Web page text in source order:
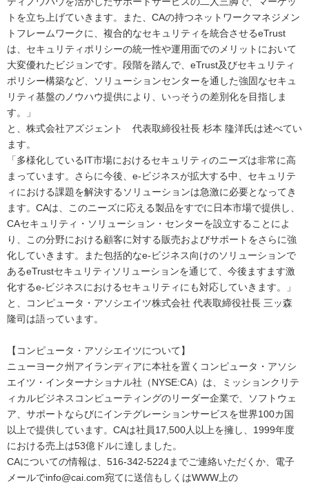
トを立ち上げていきます。また、CAの持つネットワークマネジメン
トフレームワークに、複合的なセキュリティを統合させるeTrust
は、セキュリティポリシーの統一性や運用面でのメリットにおいて
大変優れたビジョンです。段階を踏んで、eTrust及びセキュリティ
ポリシー構築など、ソリューションセンターを通した強固なセキュ
リティ基盤のノウハウ提供により、いっそうの差別化を目指しま
す。」
と、株式会社アズジェント 代表取締役社長 杉本 隆洋氏は述べてい
ます。
「多様化しているIT市場におけるセキュリティのニーズは非常に高
まっています。さらに今後、e-ビジネスが拡大する中、セキュリテ
ィにおける課題を解決するソリューションは急激に必要となってき
ます。CAは、このニーズに応える製品をすでに日本市場で提供し、
CAセキュリティ・ソリューション・センターを設立することによ
り、この分野における顧客に対する販売およびサポートをさらに強
化していきます。また包括的なe-ビジネス向けのソリューションで
あるeTrustセキュリティソリューションを通じて、今後ますます激
化するe-ビジネスにおけるセキュリティにも対応していきます。」
と、コンピュータ・アソシエイツ株式会社 代表取締役社長 三ッ森
隆司は語っています。
【コンピュータ・アソシエイツについて】
ニューヨーク州アイランディアに本社を置くコンピュータ・アソシ
エイツ・インターナショナル社（NYSE:CA）は、ミッションクリテ
ィカルビジネスコンピューティングのリーダー企業で、ソフトウェ
ア、サポートならびにインテグレーションサービスを世界100カ国
以上で提供しています。CAは社員17,500人以上を擁し、1999年度
における売上は53億ドルに達しました。
CAについての情報は、516-342-5224までご連絡いただくか、電子
メールでinfo@cai.com宛てに送信もしくはWWW上の